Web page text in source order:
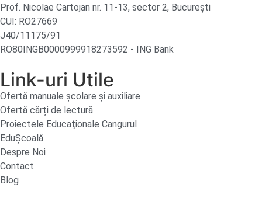
Prof. Nicolae Cartojan nr. 11-13, sector 2, București
CUI: RO27669
J40/11175/91
RO80INGB0000999918273592 - ING Bank
Link-uri Utile
Ofertă manuale şcolare şi auxiliare
Ofertă cărți de lectură
Proiectele Educaţionale Cangurul
EduȘcoală
Despre Noi
Contact
Blog